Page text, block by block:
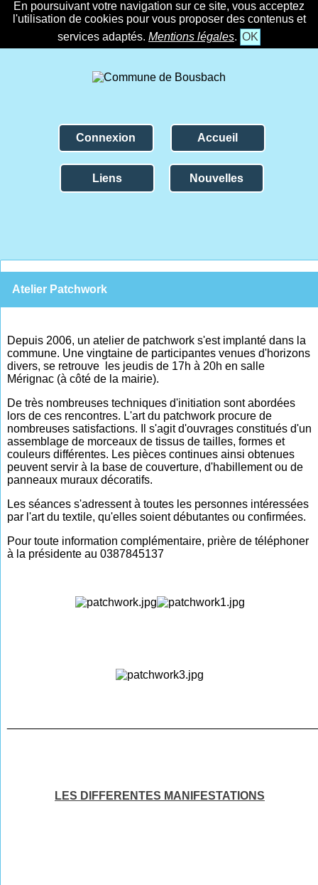
En poursuivant votre navigation sur ce site, vous acceptez
l'utilisation de cookies pour vous proposer des contenus et
services adaptés. Mentions légales. OK
Connexion Accueil
Liens Nouvelles
Atelier Patchwork
Depuis 2006, un atelier de patchwork s'est implanté dans la
commune. Une vingtaine de participantes venues d'horizons
divers, se retrouve les jeudis de 17h à 20h en salle
Mérignac (à côté de la mairie).
De très nombreuses techniques d'initiation sont abordées
lors de ces rencontres. L'art du patchwork procure de
nombreuses satisfactions. Il s'agit d'ouvrages constitués d'un
assemblage de morceaux de tissus de tailles, formes et
couleurs différentes. Les pièces continues ainsi obtenues
peuvent servir à la base de couverture, d'habillement ou de
panneaux muraux décoratifs.
Les séances s'adressent à toutes les personnes intéressées
par l'art du textile, qu'elles soient débutantes ou confirmées.
Pour toute information complémentaire, prière de téléphoner
à la présidente au 0387845137
LES DIFFERENTES MANIFESTATIONS